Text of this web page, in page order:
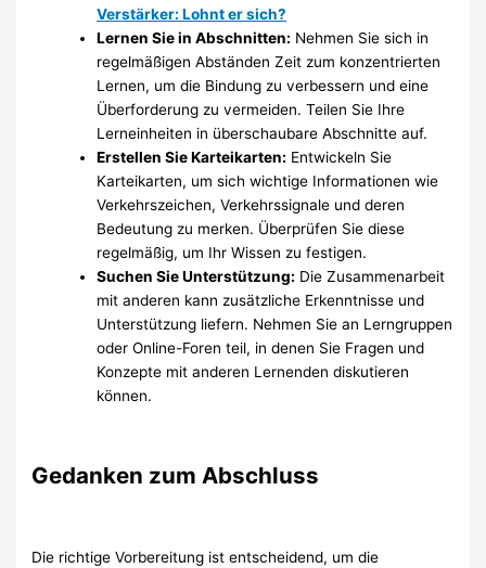
Verstärker: Lohnt er sich?
Lernen Sie in Abschnitten: Nehmen Sie sich in
regelmäßigen Abständen Zeit zum konzentrierten
Lernen, um die Bindung zu verbessern und eine
Überforderung zu vermeiden. Teilen Sie Ihre
Lerneinheiten in überschaubare Abschnitte auf.
Erstellen Sie Karteikarten: Entwickeln Sie
Karteikarten, um sich wichtige Informationen wie
Verkehrszeichen, Verkehrssignale und deren
Bedeutung zu merken. Überprüfen Sie diese
regelmäßig, um Ihr Wissen zu festigen.
Suchen Sie Unterstützung: Die Zusammenarbeit
mit anderen kann zusätzliche Erkenntnisse und
Unterstützung liefern. Nehmen Sie an Lerngruppen
oder Online-Foren teil, in denen Sie Fragen und
Konzepte mit anderen Lernenden diskutieren
können.
Gedanken zum Abschluss
Die richtige Vorbereitung ist entscheidend, um die